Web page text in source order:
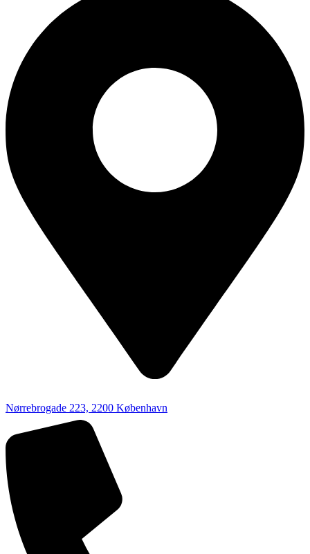
Nørrebrogade 223, 2200 København